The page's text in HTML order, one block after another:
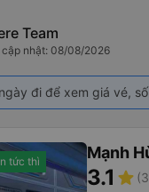
Team
cập nhật: 08/08/2026
đi để xem giá vé,
tức thì Mạnh
3.1 star